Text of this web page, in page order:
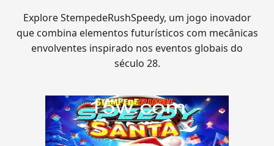
Explore StempedeRushSpeedy, um jogo inovador
que combina elementos futurísticos com mecânicas
envolventes inspirado nos eventos globais do
século 28.